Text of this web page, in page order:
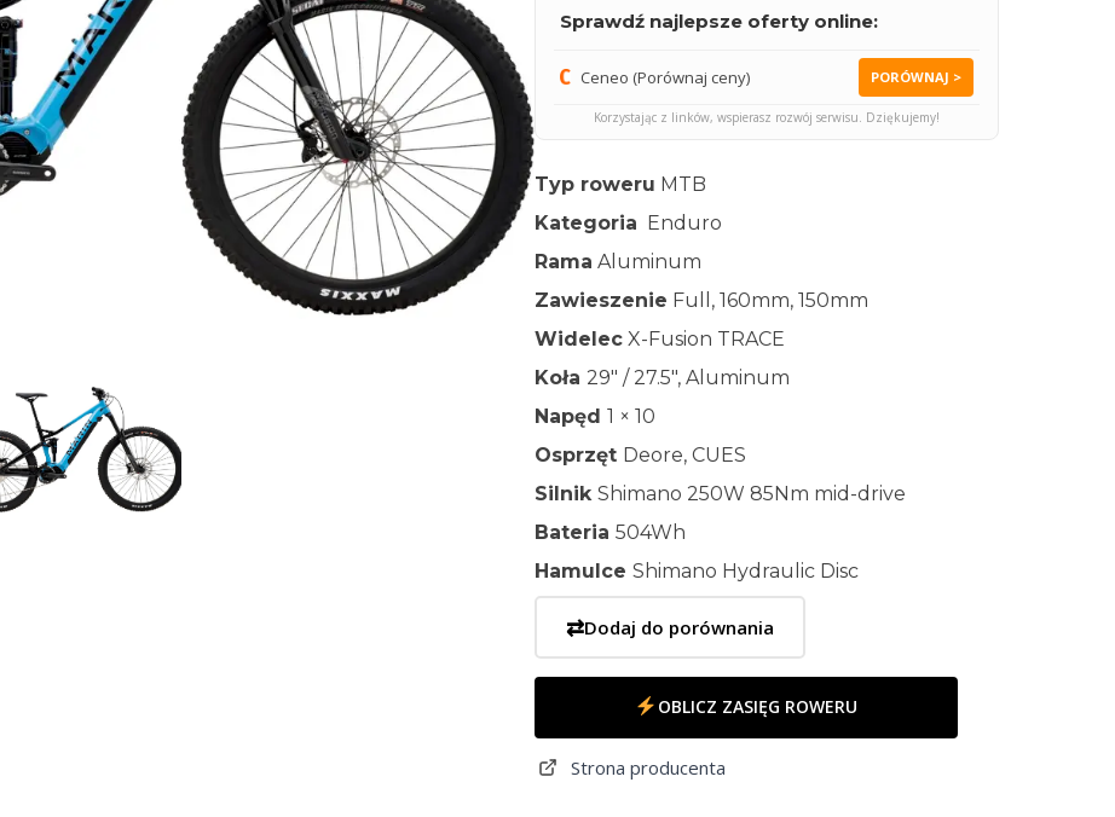
Sprawdź najlepsze oferty online:
Ceneo (Porównaj ceny) PORÓWNAJ >
Korzystając z linków, wspierasz rozwój serwisu. Dziękujemy!
Typ roweru MTB
Kategoria Enduro
Rama Aluminum
Zawieszenie Full, 160mm, 150mm
WidelecX-Fusion TRACE
Koła 29″ / 27.5″, Aluminum
Napęd 1 × 10
Osprzęt Deore, CUES
Silnik Shimano 250W 85Nm mid-drive
Bateria 504Wh
Hamulce Shimano Hydraulic Disc
⇄Dodaj do porównania
OBLICZ ZASIĘG ROWERU
Strona producenta